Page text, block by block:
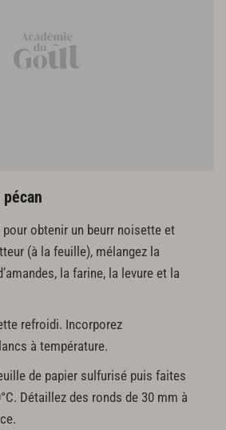
Cacao Barry
obtenir un beurr noisette et
(à la feuille), mélangez la
la farine, la levure et la
refroidi. Incorporez
à température.
de papier sulfurisé puis faites
Détaillez des ronds de 30 mm à